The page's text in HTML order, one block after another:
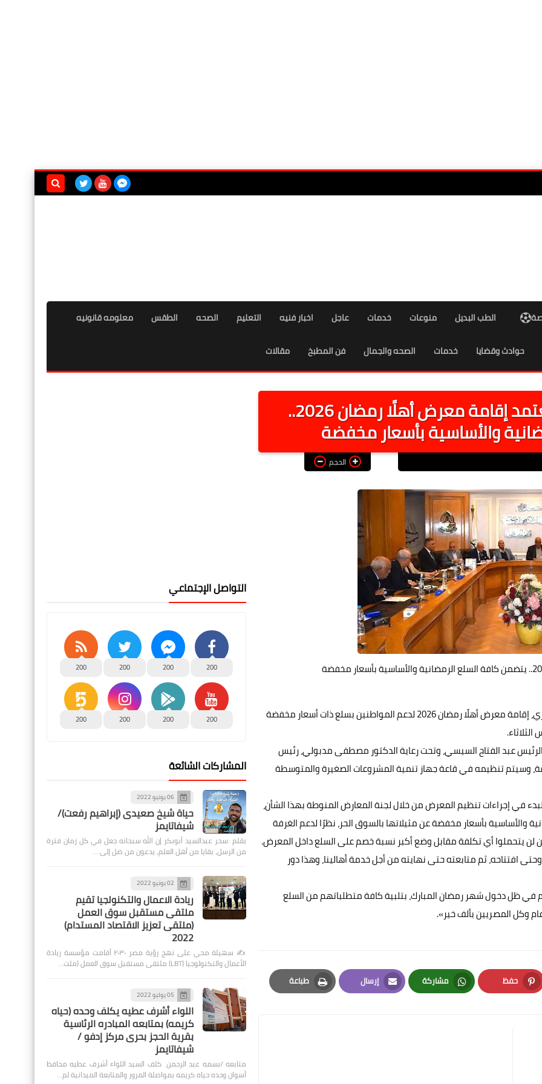
الطب البديل منوعات خدمات عاجل اخبار فنيه التعليم الصحه الطقس معلومه قانونيه
حوادث وقضايا خدمات الصحه والجمال فن المطبخ مقالات
مجلس إدارة غرفة القاهرة يعتمد إقامة معرض أهلًا رمضان 2026..
والأساسية بأسعار مخفضة
الحجم
اعتمد مجلس إدارة الغرفة التجارية للقاهرة، برئاسة أيمن العشري، إقامة معرض أهلًا رمضان 2026 لدعم المواطنين بسلع ذات أسعار مخفضة
عبد الفتاح السيسي، وتحت رعاية الدكتور مصطفى مدبولي، رئيس
وسيتم تنظيمه في قاعة جهاز تنمية المشروعات الصغيرة والمتوسطة
في إجراءات تنظيم المعرض من خلال لجنة المعارض المنوطة بهذا الشأن،
بأسعار مخفضة عن مثيلاتها بالسوق الحر، نظرًا لدعم الغرفة
لن يتحملوا أي تكلفة مقابل وضع أكبر نسبة خصم على السلع داخل المعرض.
افتتاحه، ثم متابعته حتى نهايته من أجل خدمة أهالينا، وهذا دور
في ظل دخول شهر رمضان المبارك، بتلبية كافة متطلباتهم من السلع
وكل المصريين بألف خير».
حفظ
Pinterest
مشاركة
Whatsapp
إرسال
Email
طباعة
Print
التواصل الإجتماعي
200
200
200
200
200
200
200
200
المشاركات الشائعة
06 يونيو 2022
حياة شيخ صعيدى (إبراهيم رفعت)/
شيفاتايمز
بقلم :سحر عبدالسيد أبوبكر إن الله سبحانه جعل في كل زمان فترة
من الرسل، بقايا من أهل العلم، يدعون من ضل إلى …
02 يونيو 2022
ريادة الاعمال والتكنولجيا تقيم
ملتقى مستقبل سوق العمل
(ملتقى تعزيز الاقتصاد المستدام)
2022
✍️ سهيلة محي على نهج رؤية مصر ٢٠٣٠ أقامت مؤسسة ريادة
الأعمال والتكنولوجيا (LBT) ملتقى مستقبل سوق العمل (ملت…
05 يوليو 2022
اللواء أشرف عطيه يكلف وحده (حياه
كريمه) بمتابعه المبادره الرئاسية
بقرية الحجز بحرى مركز إدفو /
شيفاتايمز
متابعه /بسمه عبد الرحمن كلف السيد اللواء أشرف عطيه محافظ
أسوان وحده حياه كريمه بمواصلة المرور والمتابعة الميدانية لم…